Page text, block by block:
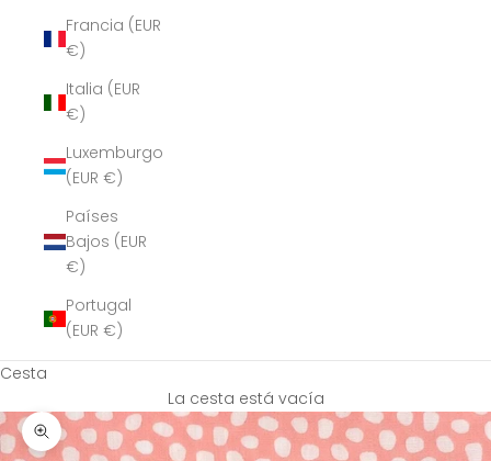
Francia (EUR
€)
Italia (EUR
€)
Luxemburgo
(EUR €)
Países
Bajos (EUR
€)
Portugal
(EUR €)
Cesta
La cesta está vacía
Zoom